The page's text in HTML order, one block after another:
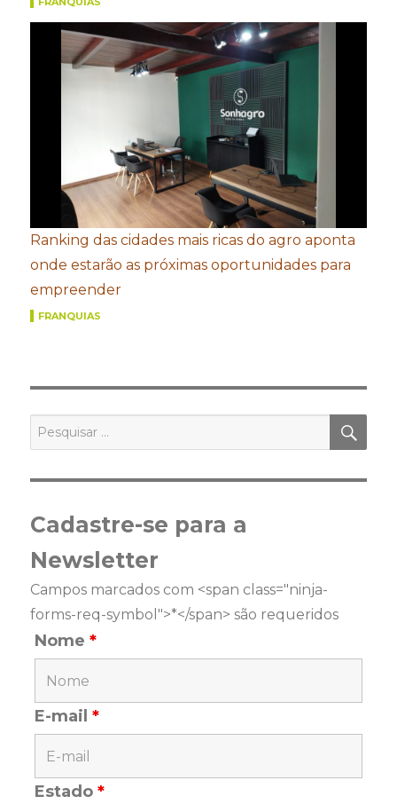
Ranking das cidades mais ricas do agro aponta
onde estarão as próximas oportunidades para
empreender
FRANQUIAS
por:
Cadastre-se para a
Newsletter
Campos marcados com <span class="ninja-
forms-req-symbol">*</span> são requeridos
Nome*
E-mail*
Estado*